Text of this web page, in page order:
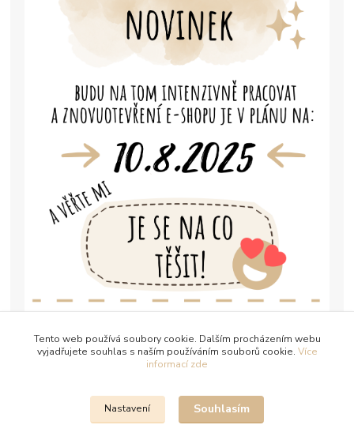
Tento web používá soubory cookie. Dalším procházením webu
vyjadřujete souhlas s naším používáním souborů cookie. Více
informací zde
Nastavení Souhlasím